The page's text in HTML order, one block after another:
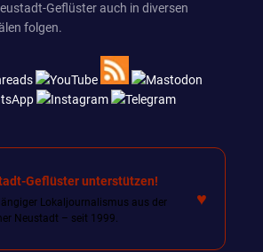
Geflüster auch in diversen
folgen.
Geflüster unterstützen!
Lokaljournalismus aus der
Neustadt – seit 1999.
♥